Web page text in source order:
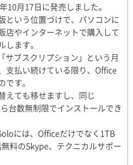
10月17日に発売しました。
という位置づけで、パソコンに
店やインターネットで購入して
ます。
サブスクリプション」という月
支払い続けている限り、Office
す。
えても移せますし、同じ
台数無制限でインストールでき
には、Officeだけでなく1TB
料のSkype、テクニカルサポー